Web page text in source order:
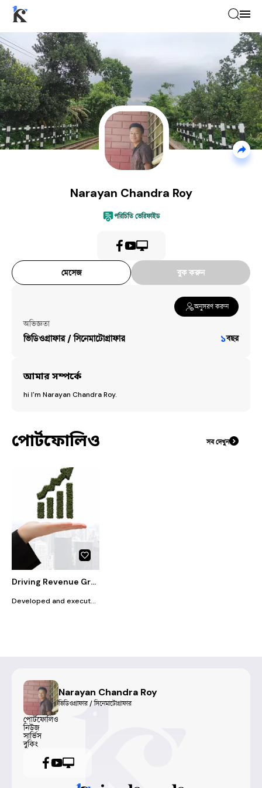
Narayan Chandra Roy
Narayan Chandra Roy
পরিচিতি ভেরিফাইড
মেসেজ বুক করুন
অনুসরণ করুন
অভিজ্ঞতা
ভিডিওগ্রাফার / সিনেমাটোগ্রাফার ১বছর
আমার সম্পর্কে
hi I'm Narayan Chandra Roy.
পোর্টফোলিও সব দেখুন
Driving Revenue Growth Through Market Expansion Strategy
Developed and executed a market expansion strategy for a mid-sized company, resulting in a 30% increase in revenue by targeting new customer segments and optimizing marketing channels.
Narayan Chandra Roy
ভিডিওগ্রাফার / সিনেমাটোগ্রাফার
পোর্টফোলিও
নিউজ
সার্ভিস
বুকিং